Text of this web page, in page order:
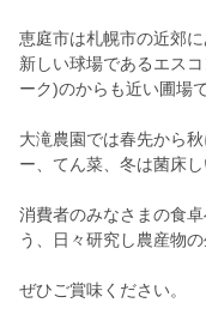
恵庭市は札幌市の近郊
新しい球場であるエス
ーク)のからも近い圃場
大滝農園では春先から
ー、てん菜、冬は菌床
消費者のみなさまの食
う、日々研究し農産物
ぜひご賞味ください。